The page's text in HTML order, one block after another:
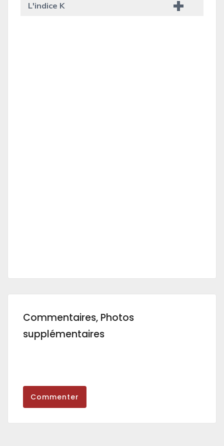
L'indice K
Commentaires, Photos
supplémentaires
Commenter